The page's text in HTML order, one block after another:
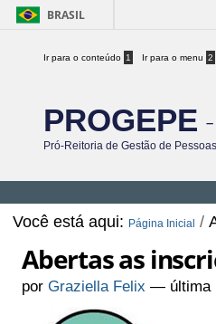
BRASIL
Ir para o conteúdo 1 Ir para o menu 2
PROGEPE
Pró-Reitoria de Gestão de Pessoas
Você está aqui: Página Inicial /
Abertas as
porGraziella Felix — última